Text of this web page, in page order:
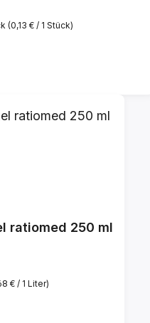
(0,13 € / 1 Stück)
ratiomed 250 ml
€ / 1 Liter)